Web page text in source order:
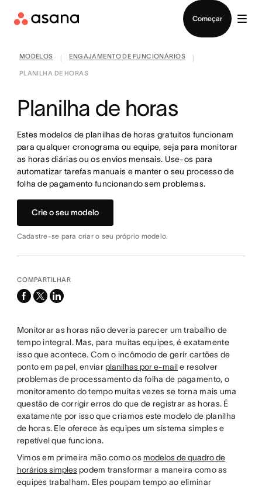
Começar
MODELOS ENGAJAMENTO DE FUNCIONÁRIOS
PLANILHA DE HORAS
Planilha de horas
Estes modelos de planilhas de horas gratuitos funcionam
para qualquer cronograma ou equipe, seja para monitorar
as horas diárias ou os envios mensais. Use-os para
automatizar tarefas manuais e manter o seu processo de
folha de pagamento funcionando sem problemas.
Crie o seu modelo
Cadastre-se para criar o seu próprio modelo.
COMPARTILHAR
facebook
x-
linkedin
Monitorar as horas não deveria parecer um trabalho de
tempo integral. Mas, para muitas equipes, é exatamente
isso que acontece. Com o incômodo de gerir cartões de
ponto em papel, enviar planilhas por e-maile resolver
problemas de processamento da folha de pagamento, o
monitoramento do tempo muitas vezes se torna mais uma
questão de corrigir erros do que de registrar as horas. É
exatamente por isso que criamos este modelo de planilha
de horas. Ele oferece às equipes um sistema simples e
repetível que funciona.
Vimos em primeira mão como os modelos de quadro de
horários simplespodem transformar a maneira como as
equipes trabalham. Eles poupam tempo ao eliminar